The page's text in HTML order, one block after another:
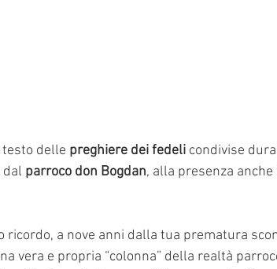
delle preghiere dei fedeli condivise
dal parroco don Bogdan, alla presenza
ricordo, a nove anni dalla tua prematura
vera e propria “colonna” della realtà